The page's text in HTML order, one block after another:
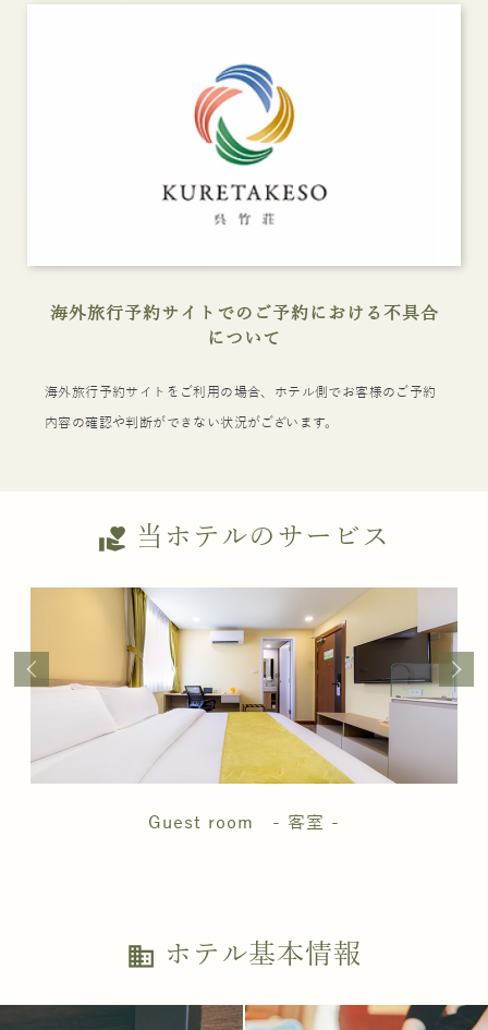
海外旅行予約サイトでのご予約における不具合
について
海外旅行予約サイトをご利用の場合、ホテル側でお客様のご予約
内容の確認や判断ができない状況がございます。
volunteer_activism 当ホテルのサービス
Guest room - 客室 -
business ホテル基本情報